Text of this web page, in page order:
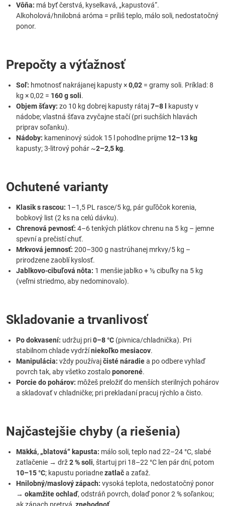
Vôňa: má byť čerstvá, kyselkavá, „kapustová“.
Alkoholová/hnilobná aróma = príliš teplo, málo soli, nedostatočný
ponor.
Prepočty a výťažnosť
Soľ: hmotnosť nakrájanej kapusty ×0,02 = gramy soli. Príklad: 8
kg × 0,02 = 160 g soli.
Objem šťavy: zo 10 kg dobrej kapusty rátaj7–8 l
kapusty v
nádobe; vlastná šťava zvyčajne stačí (pri suchších hlavách
priprav soľanku).
Nádoby: kameninový súdok 15 l pohodlne prijme 12–13 kg
kapusty; 3-litrový pohár ~2–2,5 kg.
Ochutené varianty
Klasik s rascou: 1–1,5 PL rasce/5 kg, pár guľôčok korenia,
bobkový list (2 ks na celú dávku).
Chrenová pevnosť: 4–6 tenkých plátkov chrenu na 5 kg – jemne
spevní a prečistí chuť.
Mrkvová jemnosť: 200–300 g nastrúhanej mrkvy/5 kg –
prirodzene zaoblí kyslosť.
Jablkovo-cibuľová nôta: 1 menšie jablko + ½ cibuľky na 5 kg
(veľmi striedmo, aby nedominovalo).
Skladovanie a trvanlivosť
Po dokvasení: udržuj pri0–8 °C (pivnica/chladnička). Pri
stabilnom chlade vydržíniekoľko mesiacov.
Manipulácia: vždy používajčisté náradiea po odbere vyhlaď
povrch tak, aby všetko zostaloponorené.
Porcie do pohárov: môžeš preložiť do menších sterilných pohárov
a skladovať v chladničke; pri prekladaní pracuj rýchlo a čisto.
Najčastejšie chyby (a riešenia)
Mäkká, „blatová“ kapusta: málo soli, teplo nad 22–24 °C, slabé
zatlačenie → drž2 % soli, štartuj pri 18–22 °C len pár dní, potom
10–15 °C; kapustu poriadnezatlača zaťaž.
Hnilobný/maslový zápach: vysoká teplota, nedostatočný ponor
→ okamžite ochlaď, odstráň povrch, dolaď ponor 2 % soľankou;